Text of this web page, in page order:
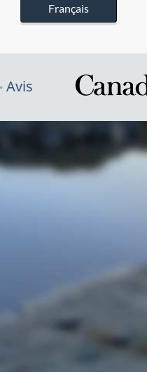
Français
Avis